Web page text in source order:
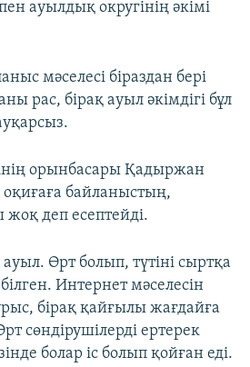
ауылдық округінің әкімі
мәселесі біраздан бері
рас, бірақ ауыл әкімдігі бұл
орынбасары Қадыржан
байланыстың,
жоқ деп есептейді.
Өрт болып, түтіні сыртқа
Интернет мәселесін
бірақ қайғылы жағдайға
сөндірушілерді ертерек
болар іс болып қойған еді.